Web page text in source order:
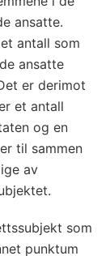
ansatte.
antall som
ansatte
er derimot
et antall
og en
til sammen
av
som
punktum